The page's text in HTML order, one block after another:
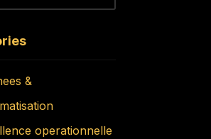
&
operationnelle